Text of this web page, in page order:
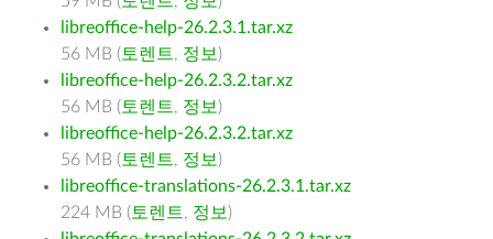
libreoffice-help-26.2.3.1.tar.xz
56 MB ( 토렌트, 정보 )
libreoffice-help-26.2.3.2.tar.xz
56 MB ( 토렌트, 정보 )
libreoffice-help-26.2.3.2.tar.xz
56 MB ( 토렌트, 정보 )
libreoffice-translations-26.2.3.1.tar.xz
224 MB ( 토렌트, 정보 )